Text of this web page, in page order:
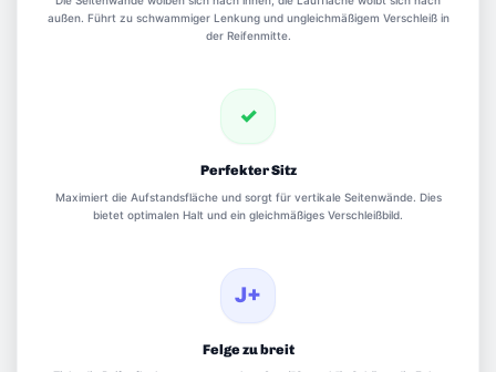
außen. Führt zu schwammiger Lenkung und ungleichmäßigem Verschleiß in
der Reifenmitte.
✓
Perfekter Sitz
Maximiert die Aufstandsfläche und sorgt für vertikale Seitenwände. Dies
bietet optimalen Halt und ein gleichmäßiges Verschleißbild.
J+
Felge zu breit